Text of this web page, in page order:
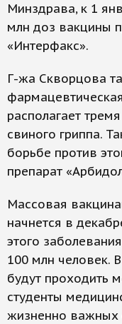
Минздрава, к 1
млн доз вакцины
«Интерфакс».
Г-жа Скворцова
располагает
свиного гриппа.
борьбе против
препарат
Массовая
начнется в
этого
100 млн человек.
будут проходить
студенты
жизненно важных